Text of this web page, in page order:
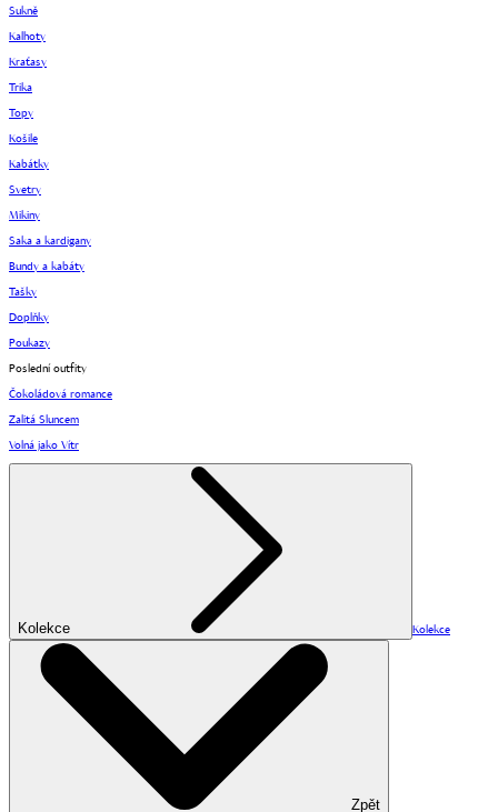
Sukně
Kalhoty
Kraťasy
Trika
Topy
Košile
Kabátky
Svetry
Mikiny
Saka a kardigany
Bundy a kabáty
Tašky
Doplňky
Poukazy
Poslední outfity
Čokoládová romance
Zalitá Sluncem
Volná jako Vítr
Kolekce Kolekce
Zpět